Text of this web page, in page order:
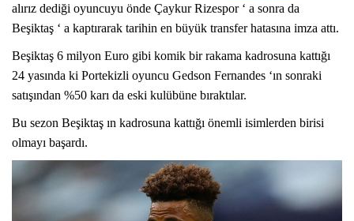
alırız dediği oyuncuyu önde Çaykur Rizespor ‘ a sonra da
Beşiktaş ‘ a kaptırarak tarihin en büyük transfer hatasına imza attı.
Beşiktaş 6 milyon Euro gibi komik bir rakama kadrosuna kattığı
24 yasında ki Portekizli oyuncu Gedson Fernandes ‘ın sonraki
satışından %50 karı da eski kulübüne bıraktılar.
Bu sezon Beşiktaş ın kadrosuna kattığı önemli isimlerden birisi
olmayı başardı.